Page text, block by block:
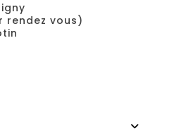
rendez vous)